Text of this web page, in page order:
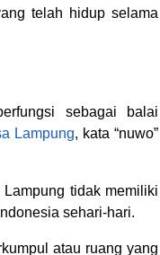
telah hidup selama
sebagai balai
Lampung, kata “nuwo”
Lampung tidak memiliki
sehari-hari.
atau ruang yang